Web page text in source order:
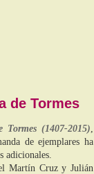
de Tormes
(1407-2015),
de ejemplares ha
adicionales.
Martín Cruz y Julián